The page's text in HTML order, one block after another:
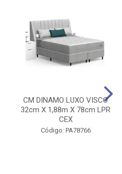
CM DINAMO LUXO VISCO
32cm X 1,88m X 78cm LPR
CEX
Código: PA78766